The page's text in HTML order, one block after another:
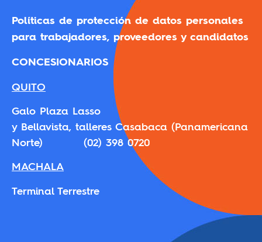
Políticas de protección de datos personales
para trabajadores, proveedores y candidatos
CONCESIONARIOS
QUITO
Galo Plaza Lasso
y Bellavista, talleres Casabaca (Panamericana
Norte) (02) 398 0720
MACHALA
Terminal Terrestre